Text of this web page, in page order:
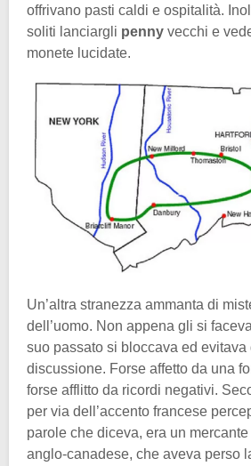
offrivano pasti caldi e ospitalità.
soliti lanciargli penny vecchi e
monete lucidate.
Un’altra stranezza ammanta di
dell’uomo. Non appena gli si
suo passato si bloccava ed
discussione. Forse affetto da una
forse afflitto da ricordi negativi.
per via dell’accento francese
parole che diceva, era un
anglo-canadese, che aveva perso